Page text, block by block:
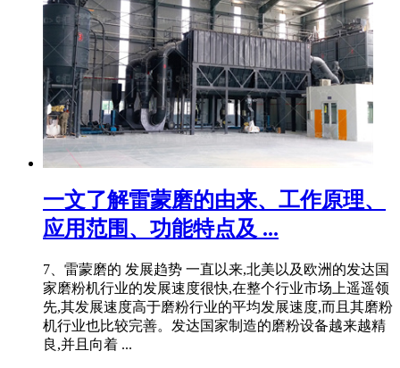
一文了解雷蒙磨的由来、工作原理、
应用范围、功能特点及 ...
7、雷蒙磨的 发展趋势 一直以来,北美以及欧洲的发达国
家磨粉机行业的发展速度很快,在整个行业市场上遥遥领
先,其发展速度高于磨粉行业的平均发展速度,而且其磨粉
机行业也比较完善。发达国家制造的磨粉设备越来越精
良,并且向着 ...